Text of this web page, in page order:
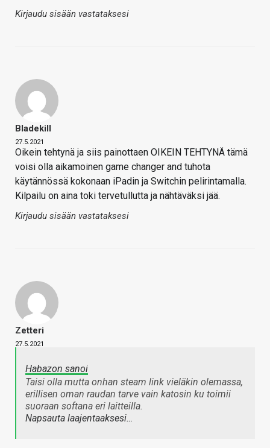
Kirjaudu sisään vastataksesi
Bladekill
27.5.2021
Oikein tehtynä ja siis painottaen OIKEIN TEHTYNÄ tämä
voisi olla aikamoinen game changer and tuhota
käytännössä kokonaan iPadin ja Switchin pelirintamalla.
Kilpailu on aina toki tervetullutta ja nähtäväksi jää.
Kirjaudu sisään vastataksesi
Zetteri
27.5.2021
Habazon sanoi
Taisi olla mutta onhan steam link vieläkin olemassa,
erillisen oman raudan tarve vain katosin ku toimii
suoraan softana eri laitteilla.
Napsauta laajentaaksesi…